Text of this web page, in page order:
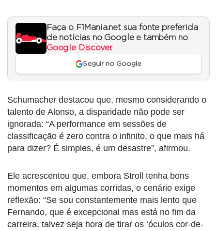
Faça o F1Mania.net sua fonte preferida
de notícias no Google e também no
Google Discover.
Seguir no Google
Schumacher destacou que, mesmo considerando o
talento de Alonso, a disparidade não pode ser
ignorada: “A performance em sessões de
classificação é zero contra o infinito, o que mais há
para dizer? É simples, é um desastre”, afirmou.
Ele acrescentou que, embora Stroll tenha bons
momentos em algumas corridas, o cenário exige
reflexão: “Se sou constantemente mais lento que
Fernando, que é excepcional mas está no fim da
carreira, talvez seja hora de tirar os ‘óculos cor-de-